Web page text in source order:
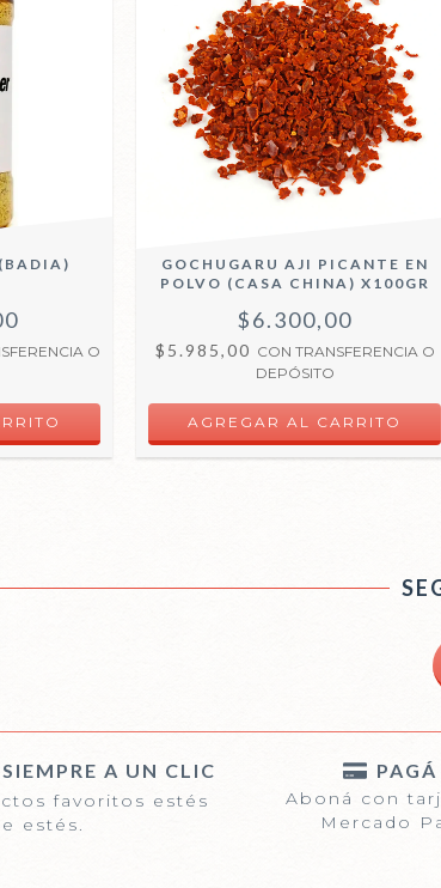
O
GOCHUGARU AJI PICANTE EN
POLVO (CASA CHINA) X100GR
$6.300,00
$5.985,00 CON TRANSFERENCIA O
DEPÓSITO
A UN CLIC
favoritos estés
estés.
Aboná con
Mercado